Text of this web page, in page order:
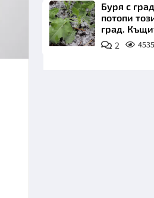
Буря с
потопи
град.
наводнени,
пътищата са
2 4535